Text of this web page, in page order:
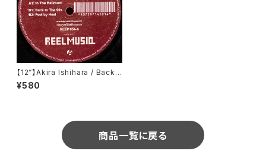
【12”】Akira Ishihara / Back
To The 90's EP (Reel Musi
q) (RLEP 054-6)
¥580
商品一覧に戻る